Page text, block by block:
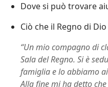
Dove si può trovare
Ciò che il Regno di
“Un mio compagno di
Sala del Regno. Si è
famiglia e lo abbiamo
Alla fine mi ha detto